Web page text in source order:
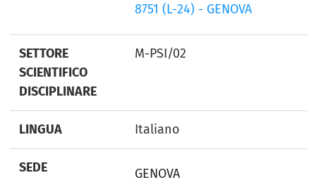
8751 (L-24) - GENOVA
SETTORE
SCIENTIFICO
DISCIPLINARE
M-PSI/02
LINGUA Italiano
SEDE GENOVA